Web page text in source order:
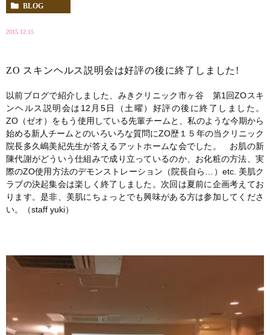
BLOG
2015.12.15
ZO スキンヘルス説明会は好評の後に終了しました!
以前ブログで紹介しました、みきクリニック市ヶ谷 第1回ZOスキ
ンヘルス説明会は12月5日（土曜）好評の後に終了しました。
ZO（ゼオ）をもう使用している先輩チームと、私のような今期から
始める新人チームとのいろいろな質問にZO歴１５年の当クリニック
院長多久嶋美紀先生が答えるアットホームな会でした。 お肌の新
陳代謝がどういう仕組みで成り立っているのか、お化粧の方法、実
際のZO使用方法のデモンストレーション（院長自ら…）etc. 美肌ク
ラブの決起集会は楽しく終了しました。次回は夏前に企画考えてお
ります。是非、美肌にちょっとでも興味がある方は参加してくださ
い。（staff yuki）